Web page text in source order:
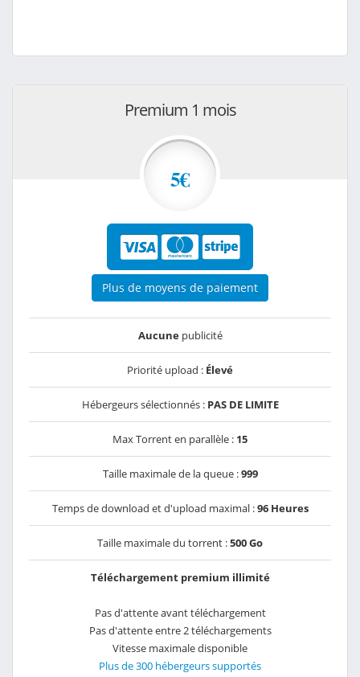
Premium 1 mois
5€
Plus de moyens de paiement
Aucunepublicité
Priorité upload : Élevé
Hébergeurs sélectionnés : PAS DE LIMITE
Max Torrent en parallèle : 15
Taille maximale de la queue :999
Temps de download et d'upload maximal :96 Heures
Taille maximale du torrent :500 Go
Téléchargement premium illimité
Pas d'attente avant téléchargement
Pas d'attente entre 2 téléchargements
Vitesse maximale disponible
Plus de 300 hébergeurs supportés